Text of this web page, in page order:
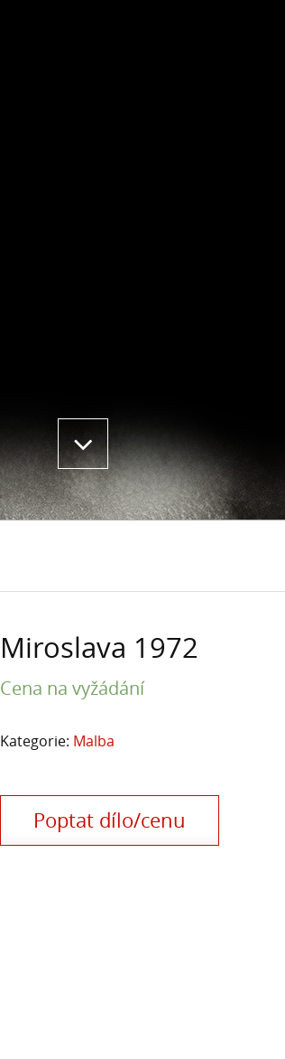
Miroslava 1972
Cena na vyžádání
Kategorie: Malba
Poptat dílo/cenu